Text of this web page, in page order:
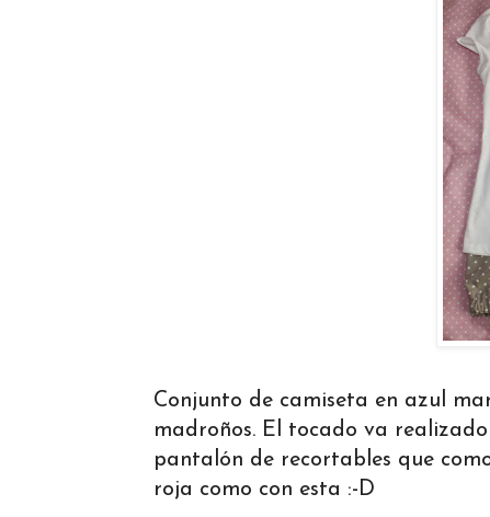
Conjunto de camiseta en azul
madroños. El tocado va
pantalón de recortables que
roja como con esta :-D